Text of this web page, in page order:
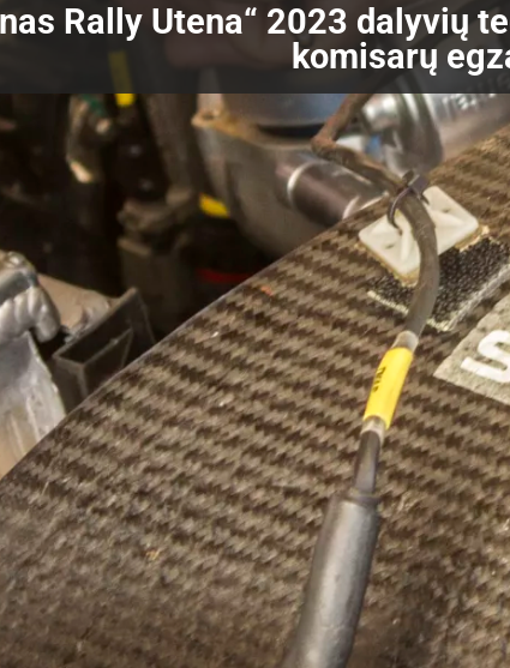
Rally Utena“ 2023 dalyvių
komisarų